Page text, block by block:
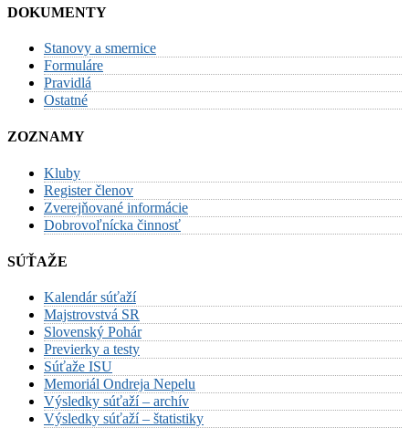
DOKUMENTY
Stanovy a smernice
Formuláre
Pravidlá
Ostatné
ZOZNAMY
Kluby
Register členov
Zverejňované informácie
Dobrovoľnícka činnosť
SÚŤAŽE
Kalendár súťaží
Majstrovstvá SR
Slovenský Pohár
Previerky a testy
Súťaže ISU
Memoriál Ondreja Nepelu
Výsledky súťaží – archív
Výsledky súťaží – štatistiky